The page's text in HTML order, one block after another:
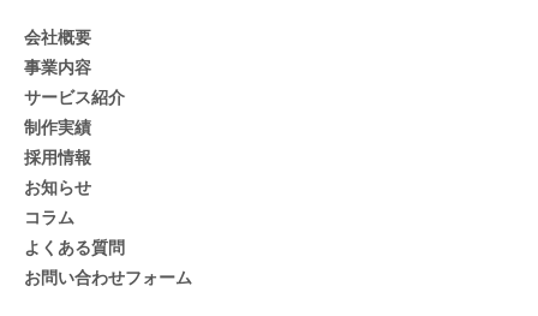
会社概要
事業内容
サービス紹介
制作実績
採用情報
お知らせ
コラム
よくある質問
お問い合わせフォーム